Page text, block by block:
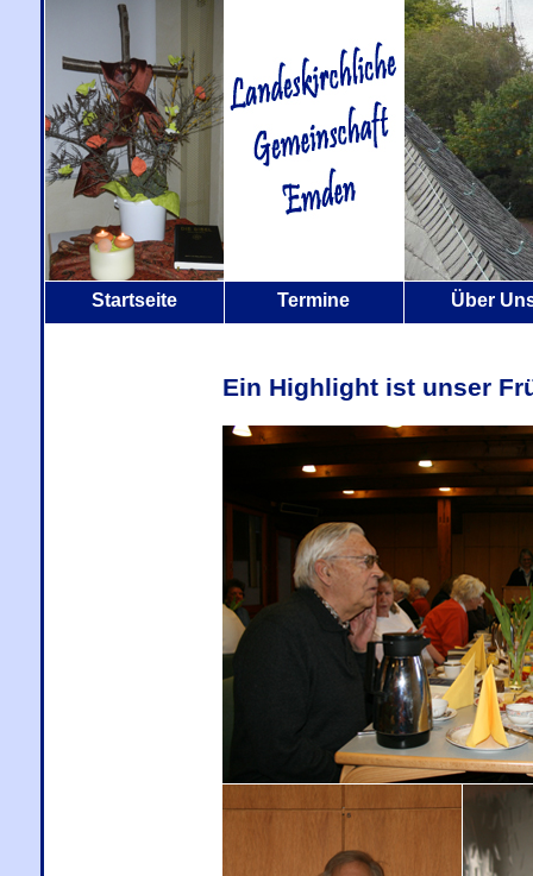
Startseite Termine Über
Ein Highlight ist unser